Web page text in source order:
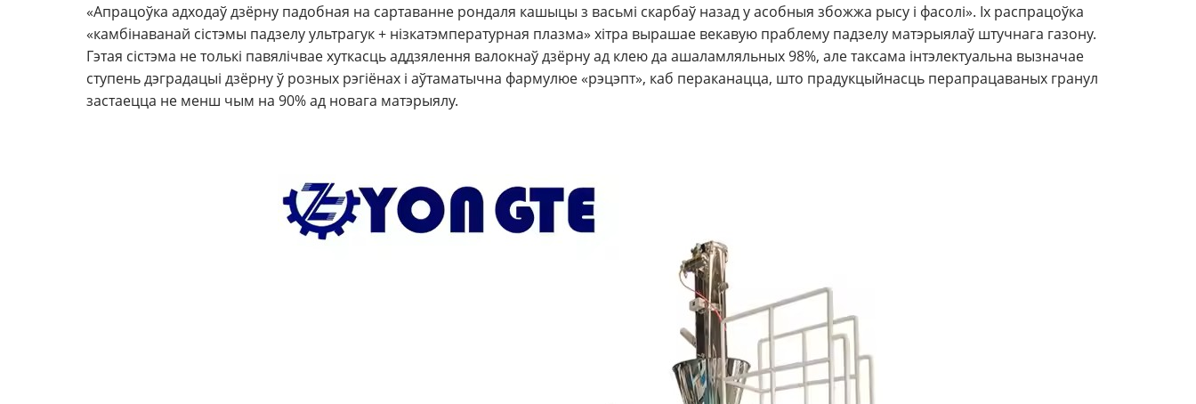
«Апрацоўка адходаў дзёрну падобная на сартаванне рондаля кашыцы з васьмі скарбаў назад у асобныя збожжа рысу і фасолі». Іх распрацоўка
«камбінаванай сістэмы падзелу ультрагук + нізкатэмпературная плазма» хітра вырашае векавую праблему падзелу матэрыялаў штучнага газону.
Гэтая сістэма не толькі павялічвае хуткасць аддзялення валокнаў дзёрну ад клею да ашаламляльных 98%, але таксама інтэлектуальна вызначае
ступень дэградацыі дзёрну ў розных рэгіёнах і аўтаматычна фармулюе «рэцэпт», каб пераканацца, што прадукцыйнасць перапрацаваных гранул
застаецца не менш чым на 90% ад новага матэрыялу.